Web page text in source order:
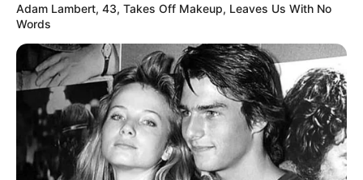
Adam Lambert, 43, Takes Off Makeup, Leaves Us With No
Words